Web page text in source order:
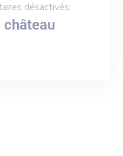
désactivés
château